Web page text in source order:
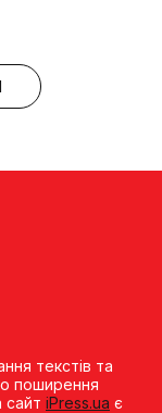
текстів та
поширення
сайт iPress.ua є